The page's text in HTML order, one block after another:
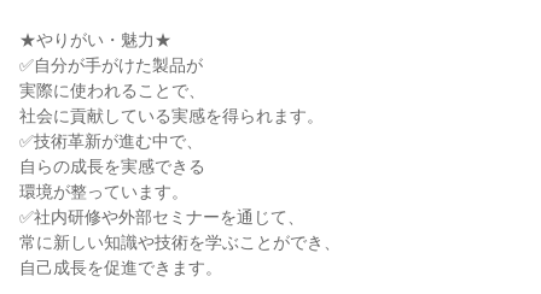
★やりがい・魅力★
✅自分が手がけた製品が
実際に使われることで、
社会に貢献している実感を得られます。
✅技術革新が進む中で、
自らの成長を実感できる
環境が整っています。
✅社内研修や外部セミナーを通じて、
常に新しい知識や技術を学ぶことができ、
自己成長を促進できます。